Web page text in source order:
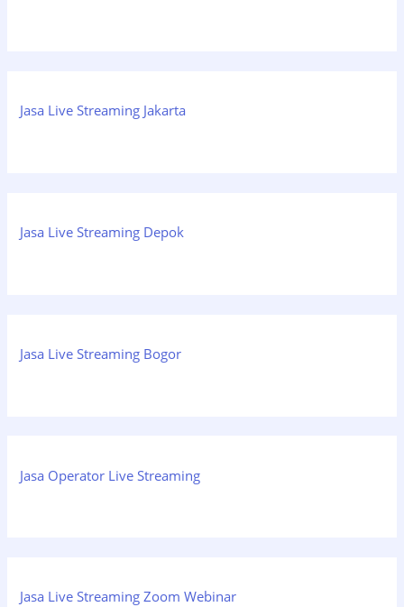
Jasa Live Streaming Jakarta
Jasa Live Streaming Depok
Jasa Live Streaming Bogor
Jasa Operator Live Streaming
Jasa Live Streaming Zoom Webinar